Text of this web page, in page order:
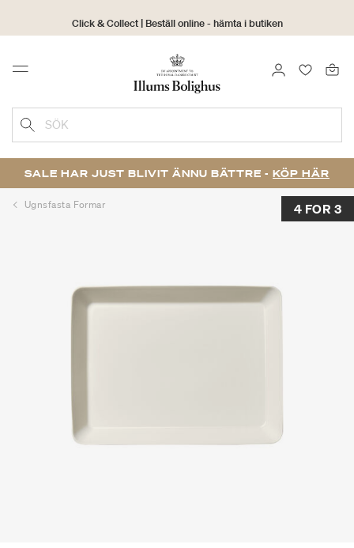
Click & Collect | Beställ online - hämta i butiken
30 dagars returrätt
Menu LOGGA IN
SÖK
SALE HAR JUST BLIVIT ÄNNU BÄTTRE - KÖP HÄR
Ugnsfasta Formar 4 FOR 3